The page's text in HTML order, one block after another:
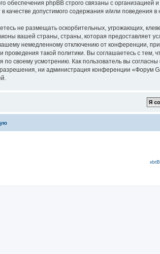
обеспечения phpBB строго связаны с
качестве допустимого содержания и/или
не размещать оскорбительных, угрожающих,
вашей страны, страны, которая предоставляет
немедленному отключению от конференции,
проведения такой политики. Вы соглашаетесь с
по своему усмотрению. Как пользователь вы
ни администрация конференции «Форум